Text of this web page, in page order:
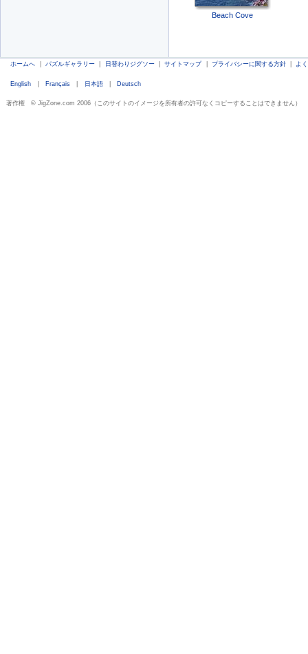
Beach Cove
ホームへ パズルギャラリー 日替わりジグソー サイトマップ プライバシーに関する方針 よ
English Français 日本語 Deutsch
著作権 © JigZone.com 2006（このサイトのイメージを所有者の許可なくコピーすることはできません）